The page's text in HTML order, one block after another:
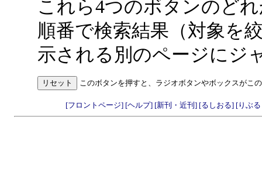
これら4つのボタンのど
順番で検索結果（対象を
示される別のページにジ
このボタンを押すと、ラジオボタンやボックスがこ
[フロントページ] [ヘルプ] [新刊・近刊] [るしおる] [りぶ